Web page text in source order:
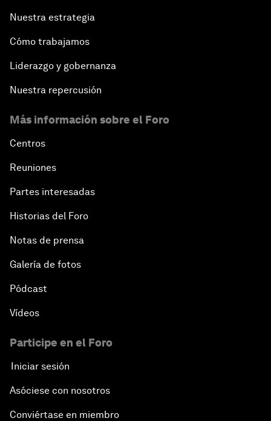
Nuestra estrategia
Cómo trabajamos
Liderazgo y gobernanza
Nuestra repercusión
Más información sobre el Foro
Centros
Reuniones
Partes interesadas
Historias del Foro
Notas de prensa
Galería de fotos
Pódcast
Vídeos
Participe en el Foro
Iniciar sesión
Asóciese con nosotros
Conviértase en miembro